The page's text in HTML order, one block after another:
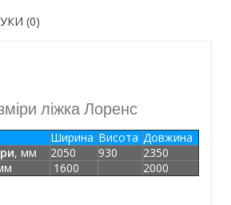
(0)
ліжка Лоренс
Ширина Висота Довжина
, мм 2050 930
2350
1600 2000